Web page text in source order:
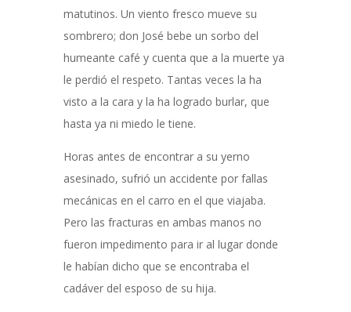
matutinos. Un viento fresco mueve su
sombrero; don José bebe un sorbo del
humeante café y cuenta que a la muerte ya
le perdió el respeto. Tantas veces la ha
visto a la cara y la ha logrado burlar, que
hasta ya ni miedo le tiene.
Horas antes de encontrar a su yerno
asesinado, sufrió un accidente por fallas
mecánicas en el carro en el que viajaba.
Pero las fracturas en ambas manos no
fueron impedimento para ir al lugar donde
le habían dicho que se encontraba el
cadáver del esposo de su hija.